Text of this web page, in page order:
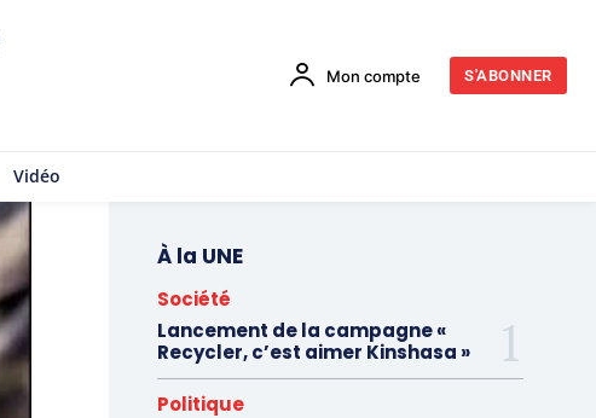
Mon compte S'ABONNER
Vidéo
À la UNE
Société
Lancement de la campagne «
Recycler, c’est aimer Kinshasa »
Politique